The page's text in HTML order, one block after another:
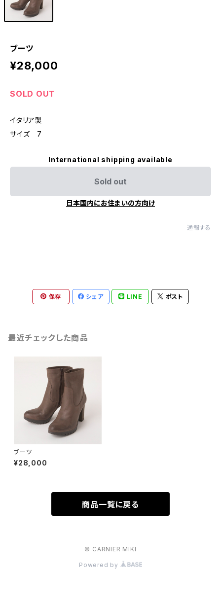
ブーツ
¥28,000
SOLD OUT
イタリア製
サイズ 7
International shipping available
Sold out
日本国内にお住まいの方向け
通報する
保存 シェア LINE ポスト
最近チェックした商品
ブーツ
¥28,000
商品一覧に戻る
© CARNIER MIKI
Powered by